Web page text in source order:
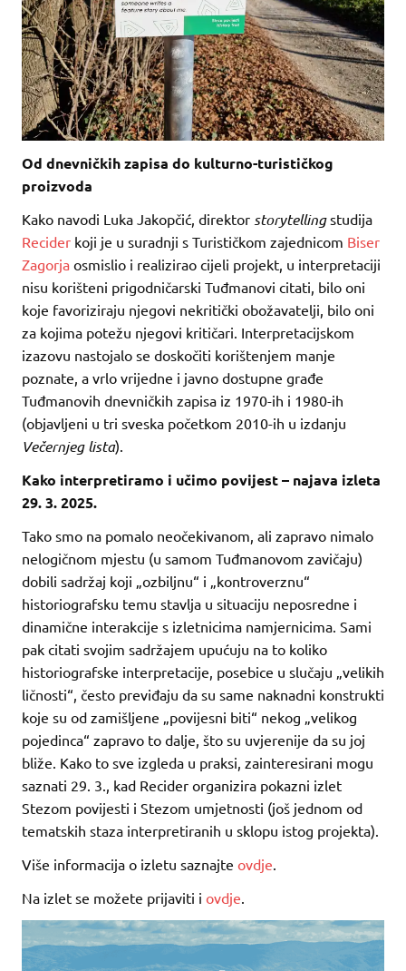
Od dnevničkih zapisa do kulturno-turističkog
proizvoda
Kako navodi Luka Jakopčić, direktor storytellingstudija
Recider koji je u suradnji s Turističkom zajednicom Biser
Zagorja osmislio i realizirao cijeli projekt, u interpretaciji
nisu korišteni prigodničarski Tuđmanovi citati, bilo oni
koje favoriziraju njegovi nekritički obožavatelji, bilo oni
za kojima potežu njegovi kritičari. Interpretacijskom
izazovu nastojalo se doskočiti korištenjem manje
poznate, a vrlo vrijedne i javno dostupne građe
Tuđmanovih dnevničkih zapisa iz 1970-ih i 1980-ih
(objavljeni u tri sveska početkom 2010-ih u izdanju
Večernjeg lista).
Kako interpretiramo i učimo povijest – najava izleta
29. 3.2025.
Tako smo na pomalo neočekivanom, ali zapravo nimalo
nelogičnom mjestu (u samom Tuđmanovom zavičaju)
dobili sadržaj koji „ozbiljnu“ i „kontroverznu“
historiografsku temu stavlja u situaciju neposredne i
dinamične interakcije s izletnicima namjernicima. Sami
pak citati svojim sadržajem upućuju na to koliko
historiografske interpretacije, posebice u slučaju „velikih
ličnosti“, često previđaju da su same naknadni konstrukti
koje su od zamišljene „povijesni biti“ nekog „velikog
pojedinca“ zapravo to dalje, što su uvjerenije da su joj
bliže. Kako to sve izgleda u praksi, zainteresirani mogu
saznati 29. 3., kad Recider organizira pokazni izlet
Stezom povijesti i Stezom umjetnosti (još jednom od
tematskih staza interpretiranih u sklopu istog projekta).
Više informacija o izletu saznajte ovdje.
Na izlet se možete prijaviti i ovdje.